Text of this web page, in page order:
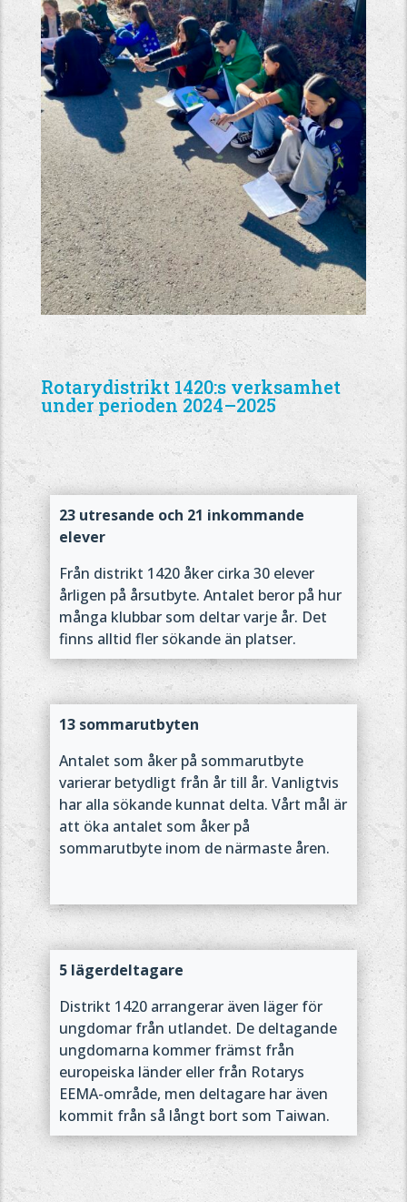
Rotarydistrikt 1420:s verksamhet
under perioden 2024–2025
23 utresande och 21 inkommande
elever
Från distrikt 1420 åker cirka 30 elever
årligen på årsutbyte. Antalet beror på hur
många klubbar som deltar varje år. Det
finns alltid fler sökande än platser.
13 sommarutbyten
Antalet som åker på sommarutbyte
varierar betydligt från år till år. Vanligtvis
har alla sökande kunnat delta. Vårt mål är
att öka antalet som åker på
sommarutbyte inom de närmaste åren.
5 lägerdeltagare
Distrikt 1420 arrangerar även läger för
ungdomar från utlandet. De deltagande
ungdomarna kommer främst från
europeiska länder eller från Rotarys
EEMA-område, men deltagare har även
kommit från så långt bort som Taiwan.